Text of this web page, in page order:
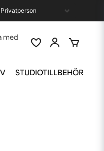
med
STUDIOTILLBEHÖR